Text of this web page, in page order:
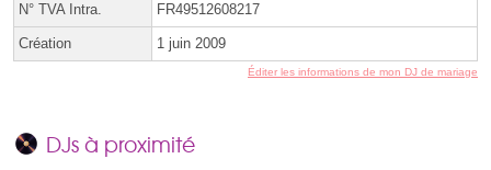
N° TVA Intra. FR49512608217
Création 1 juin 2009
Éditer les informations de mon DJ de mariage
DJs à proximité